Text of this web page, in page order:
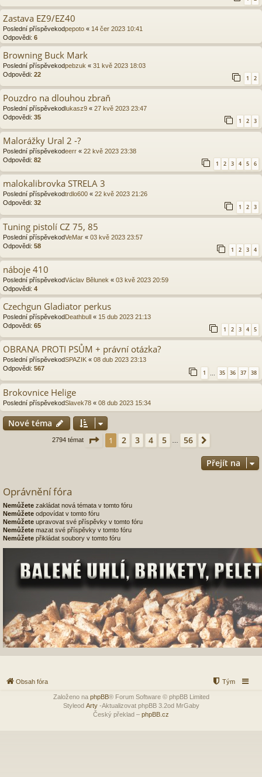
Zastava EZ9/EZ40
Poslední příspěvekodpepoto « 14 čer 2023 10:41
Odpovědi: 6
Browning Buck Mark
Poslední příspěvekodpebzuk « 31 kvě 2023 18:03
Odpovědi: 22
1 2
Pouzdro na dlouhou zbraň
Poslední příspěvekodlukasz9 « 27 kvě 2023 23:47
Odpovědi: 35
1 2 3
Malorážky Ural 2 -?
Poslední příspěvekodeerr « 22 kvě 2023 23:38
Odpovědi: 82
1 2 3 4 5 6
malokalibrovka STRELA 3
Poslední příspěvekodtrdlo600 « 22 kvě 2023 21:26
Odpovědi: 32
1 2 3
Tuning pistolí CZ 75, 85
Poslední příspěvekodVeMar « 03 kvě 2023 23:57
Odpovědi: 58
1 2 3 4
náboje 410
Poslední příspěvekodVáclav Bělunek « 03 kvě 2023 20:59
Odpovědi: 4
Czechgun Gladiator perkus
Poslední příspěvekodDeathbull « 15 dub 2023 21:13
Odpovědi: 65
1 2 3 4 5
OBRANA PROTI PSŮM + právní otázka?
Poslední příspěvekodSPAZIK « 08 dub 2023 23:13
Odpovědi: 567
1 35 36 37 38
Brokovnice Helige
Poslední příspěvekodSlavek78 « 08 dub 2023 15:34
Nové téma
2794 témat Stránka 1z 56
1 2 3 4 5 56
Přejít na
Oprávnění fóra
Nemůžete zakládat nová témata v tomto fóru
Nemůžete odpovídat v tomto fóru
Nemůžete upravovat své příspěvky v tomto fóru
Nemůžete mazat své příspěvky v tomto fóru
Nemůžete přikládat soubory v tomto fóru
Obsah fóra Tým
Založeno na phpBB® Forum Software © phpBB Limited
Styleod Arty-Aktualizovat phpBB 3.2od MrGaby
Český překlad – phpBB.cz